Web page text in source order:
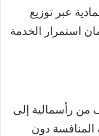
عبر توزيع
استمرار الخدمة
من رأسمالية إلى
المنافسة دون